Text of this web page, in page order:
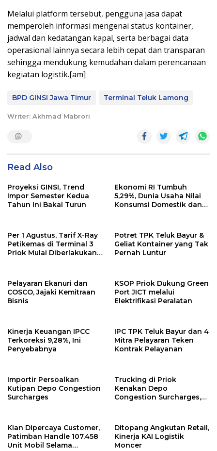
Melalui platform tersebut, pengguna jasa dapat
memperoleh informasi mengenai status kontainer,
jadwal dan kedatangan kapal, serta berbagai data
operasional lainnya secara lebih cepat dan transparan
sehingga mendukung kemudahan dalam perencanaan
kegiatan logistik.[am]
BPD GINSI Jawa Timur Terminal Teluk Lamong
Writer: Akhmad Mabrori
Read Also
Proyeksi GINSI, Trend
Impor Semester Kedua
Tahun Ini Bakal Turun
Ekonomi RI Tumbuh
5,29%, Dunia Usaha Nilai
Konsumsi Domestik dan
Geopolitik
Per 1 Agustus, Tarif X-Ray
Petikemas di Terminal 3
Priok Mulai Diberlakukan,
Potret TPK Teluk Bayur &
Geliat Kontainer yang Tak
Pernah Luntur
Pelayaran Ekanuri dan
COSCO, Jajaki Kemitraan
Bisnis
KSOP Priok Dukung Green
Port JICT melalui
Elektrifikasi Peralatan
Kinerja Keuangan IPCC
Terkoreksi 9,28%, Ini
Penyebabnya
IPC TPK Teluk Bayur dan 4
Mitra Pelayaran Teken
Kontrak Pelayanan
Importir Persoalkan
Kutipan Depo Congestion
Surcharges
Trucking di Priok
Kenakan Depo
Congestion Surcharges,
Kian Dipercaya Customer,
Patimban Handle 107.458
Unit Mobil Selama
Ditopang Angkutan Retail,
Kinerja KAI Logistik
Moncer